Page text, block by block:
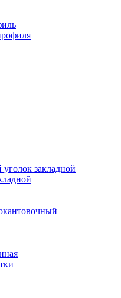
закладной